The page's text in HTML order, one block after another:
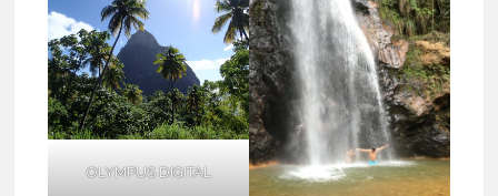
OLYMPUS DIGITAL